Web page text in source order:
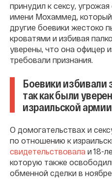
принудил к сексу,
имени Мохаммед,
другие боевики жестоко
кроватями и избивая
уверены, что она офицер
требовали признания.
Боевики избивали
так как были
израильской армии
О домогательствах и
по отношению к
свидетельствовала и 18-
которую также
обменной сделки в